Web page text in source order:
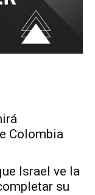
Colombia
Israel ve la
su